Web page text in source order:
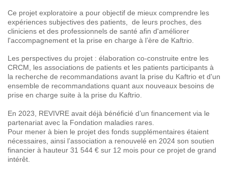
Ce projet exploratoire a pour objectif de mieux comprendre les
expériences subjectives des patients, de leurs proches, des
cliniciens et des professionnels de santé afin d'améliorer
l'accompagnement et la prise en charge à l’ère de Kaftrio.
Les perspectives du projet : élaboration co-construite entre les
CRCM, les associations de patients et les patients participants à
la recherche de recommandations avant la prise du Kaftrio et d'un
ensemble de recommandations quant aux nouveaux besoins de
prise en charge suite à la prise du Kaftrio.
En 2023, REVIVRE avait déjà bénéficié d’un financement via le
partenariat avec la Fondation maladies rares.
Pour mener à bien le projet des fonds supplémentaires étaient
nécessaires, ainsi l’association a renouvelé en 2024 son soutien
financier à hauteur 31 544 € sur 12 mois pour ce projet de grand
intérêt.